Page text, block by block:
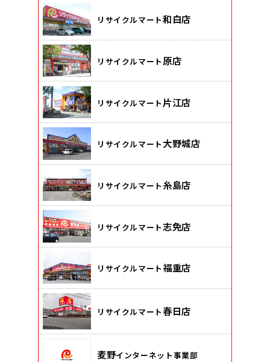
リサイクルマート和白店
リサイクルマート 原店
リサイクルマート 片江店
リサイクルマート 大野城店
リサイクルマート 糸島店
リサイクルマート志免店
リサイクルマート福重店
リサイクルマート春日店
麦野インターネット事業部